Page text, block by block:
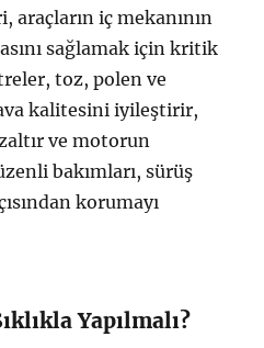
araçların iç mekanının
sağlamak için kritik
toz, polen ve
kalitesini iyileştirir,
ve motorun
bakımları, sürüş
korumayı
Yapılmalı?